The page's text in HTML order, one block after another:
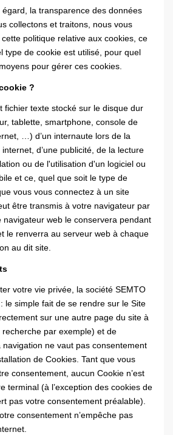
la transparence des données
collectons et traitons, nous vous
politique relative aux cookies, ce
type de cookie est utilisé, pour quel
pour gérer ces cookies.
?
fichier texte stocké sur le disque dur
tablette, smartphone, console de
…) d’un internaute lors de la
d’une publicité, de la lecture
ou de l'utilisation d'un logiciel ou
et ce, quel que soit le type de
vous vous connectez à un site
être transmis à votre navigateur par
navigateur web le conservera pendant
le renverra au serveur web à chaque
au dit site.
votre vie privée, la société SEMTO
le simple fait de se rendre sur le Site
sur une autre page du site à
par exemple) et de
ne vaut pas consentement
de Cookies. Tant que vous
consentement, aucun Cookie n’est
terminal (à l’exception des cookies de
pas votre consentement préalable).
consentement n’empêche pas